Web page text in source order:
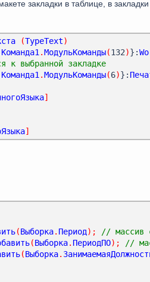
закладки в таблице, в
(TypeText)
Команда1 .МодульКоманды(132)}:
к выбранной закладке
Команда1 .МодульКоманды(6)}:
]
]
(Выборка. Период);
// массив
(Выборка. ПериодПО);
//
(Выборка.